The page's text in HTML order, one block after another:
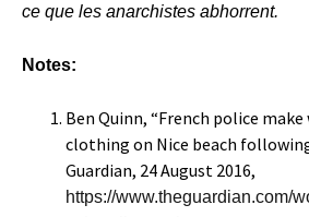
ce que les anarchistes abhorrent.
Notes:
Ben Quinn, “French police
clothing on Nice beach
Guardian, 24 August 2016,
https://www.theguardian.com/